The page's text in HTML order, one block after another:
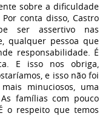
sobre a dificuldade
conta disso, Castro
ser assertivo nas
qualquer pessoa que
responsabilidade. É
E isso nos obriga,
e isso não foi
minuciosos, uma
famílias com pouco
o respeito que temos